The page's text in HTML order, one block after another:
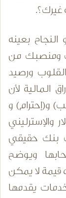
غيرك؟.
بعينه
ومنصبك من
ورصيد
المالية لأن
و(إحترام) و
والإسترليني
بنك حقيقي
ويوضح
قيمة لا يمكن
يقدمها